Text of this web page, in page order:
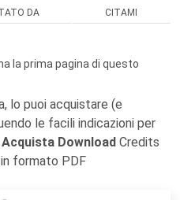
DA CITAMI
la prima pagina di questo
lo puoi acquistare (e
le facili indicazioni per
Acquista Download Credits
formato PDF